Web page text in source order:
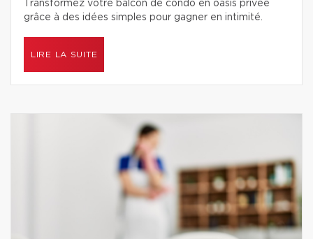
Transformez votre balcon de condo en oasis privée
grâce à des idées simples pour gagner en intimité.
LIRE LA SUITE